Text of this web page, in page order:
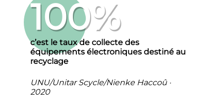
100%
c’est le taux de collecte des
équipements électroniques destiné au
recyclage
UNU/Unitar Scycle/Nienke Haccoû ·
2020